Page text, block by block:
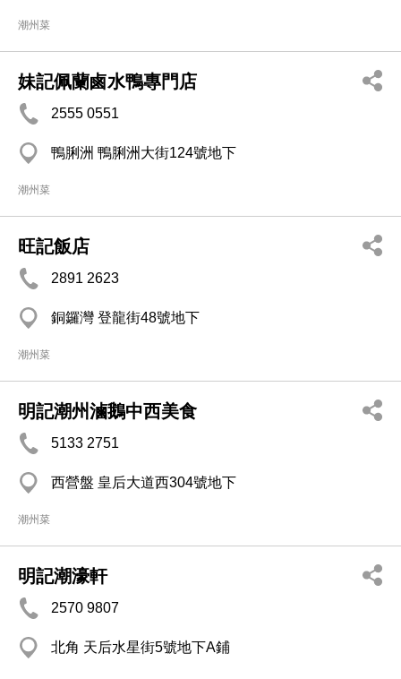
潮州菜
妹記佩蘭鹵水鴨專門店
2555 0551
鴨脷洲 鴨脷洲大街124號地下
潮州菜
旺記飯店
2891 2623
銅鑼灣 登龍街48號地下
潮州菜
明記潮州滷鵝中西美食
5133 2751
西營盤 皇后大道西304號地下
潮州菜
明記潮濠軒
2570 9807
北角 天后水星街5號地下A鋪